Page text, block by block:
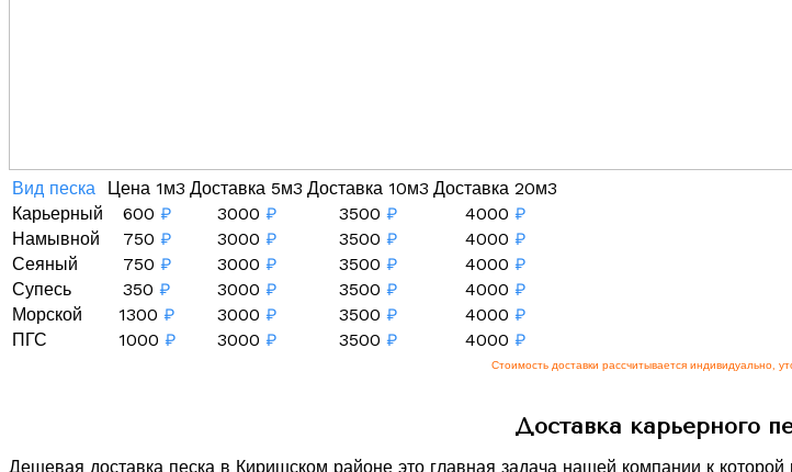
Вид песка Цена 1м3 Доставка 5м3 Доставка 10м3 Доставка 20м3
Карьерный
600 ₽ 3000 ₽ 3500 ₽ 4000 ₽
Намывной
750 ₽ 3000 ₽ 3500 ₽ 4000 ₽
Сеяный
750 ₽ 3000 ₽ 3500 ₽ 4000 ₽
Супесь
350 ₽ 3000 ₽ 3500 ₽ 4000 ₽
Морской
1300 ₽ 3000 ₽ 3500 ₽ 4000 ₽
ПГС
1000 ₽ 3000 ₽ 3500 ₽ 4000 ₽
Стоимость доставки рассчитывается индивидуально,
Доставка карьерного
Дешевая доставка песка в Киришском районе это главная задача нашей компании к